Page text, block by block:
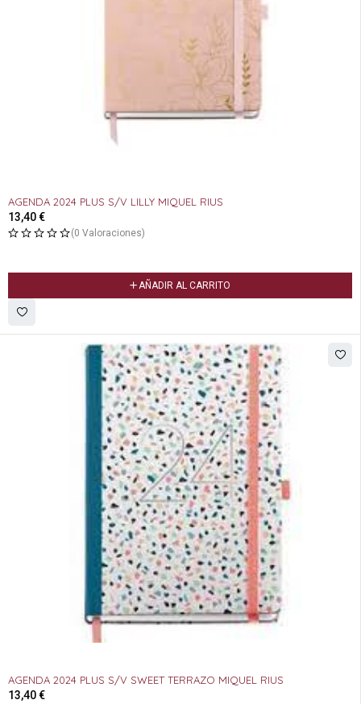
AGENDA 2024 PLUS S/V LILLY MIQUEL RIUS
13,40€
(0 Valoraciones)
AÑADIR AL CARRITO
AGENDA 2024 PLUS S/V SWEET TERRAZO MIQUEL RIUS
13,40€